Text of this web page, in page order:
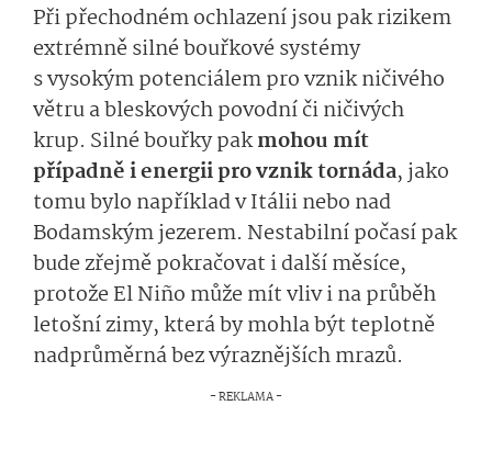
Při přechodném ochlazení jsou pak rizikem
extrémně silné bouřkové systémy
s vysokým potenciálem pro vznik ničivého
větru a bleskových povodní či ničivých
krup. Silné bouřky pakmohou mít
případně i energii pro vznik tornáda, jako
tomu bylo například v Itálii nebo nad
Bodamským jezerem. Nestabilní počasí pak
bude zřejmě pokračovat i další měsíce,
protože El Niño může mít vliv i na průběh
letošní zimy, která by mohla být teplotně
nadprůměrná bez výraznějších mrazů.